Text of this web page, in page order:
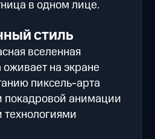
в одном лице.
СТИЛЬ
вселенная
на экране
пиксель-арта
покадровой анимации